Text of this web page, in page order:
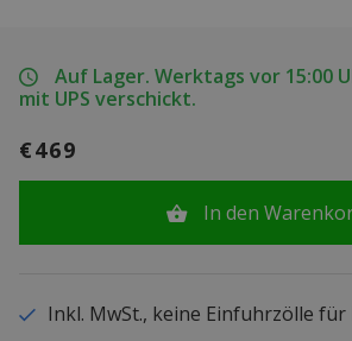
Auf Lager. Werktags vor 15:00
mit UPS verschickt.
€469
In den
Inkl. MwSt., keine Einfuhrzölle für